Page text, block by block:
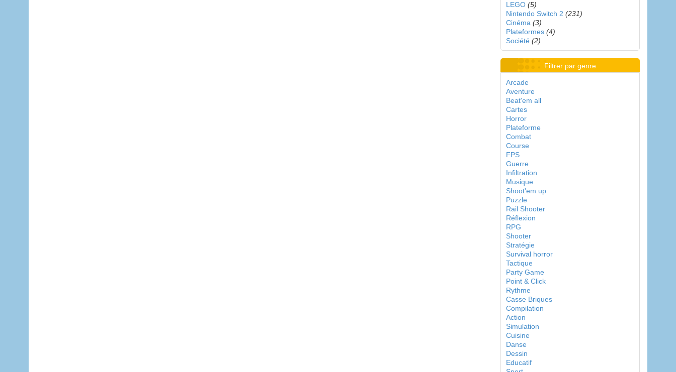
LEGO (5)
Nintendo Switch 2 (231)
Cinéma (3)
Plateformes (4)
Société (2)
Filtrer par genre
Arcade
Aventure
Beat'em all
Cartes
Horror
Plateforme
Combat
Course
FPS
Guerre
Infiltration
Musique
Shoot'em up
Puzzle
Rail Shooter
Réflexion
RPG
Shooter
Stratégie
Survival horror
Tactique
Party Game
Point & Click
Rythme
Casse Briques
Compilation
Action
Simulation
Cuisine
Danse
Dessin
Educatif